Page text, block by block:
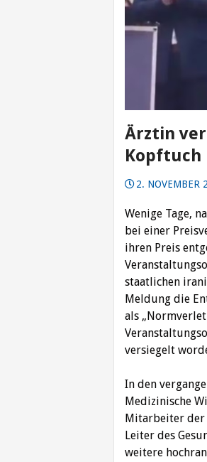
Ärztin
Kopftuch
2. NOVEMBER
Wenige Tage,
bei einer
ihren Preis
staatlichen
Meldung die
als
versiegelt
In den
Medizinische
Mitarbeiter der
Leiter des
weitere